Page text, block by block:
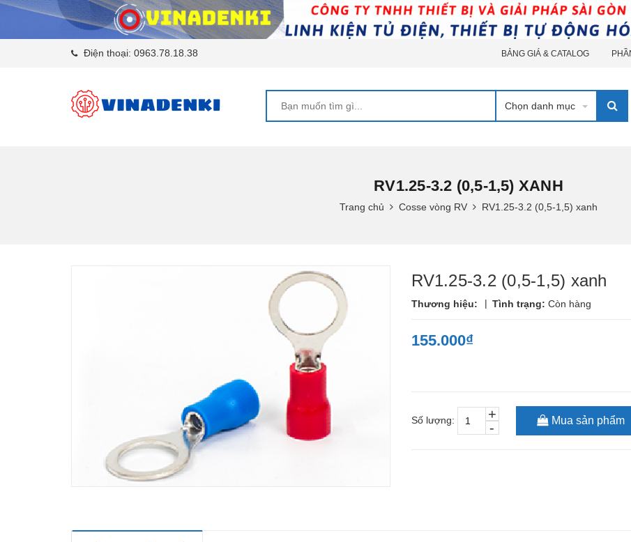
Điện thoại: 0963.78.18.38 BẢNG GIÁ & CATALOG
Chọn danh mục
RV1.25-3.2 (0,5-1,5) XANH
Trang chủ Cosse vòng RV RV1.25-3.2 (0,5-1,5) xanh
RV1.25-3.2 (0,5-1,5) xanh
Thương hiệu: | Tình trạng: Còn hàng
155.000₫
Số lượng: -
+ Mua sản phẩm